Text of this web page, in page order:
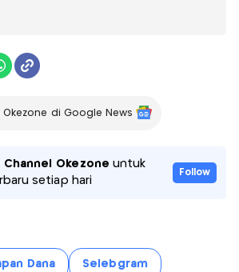
Okezone di Google News
Channel Okezone untuk
setiap hari
Follow
Dana Selebgram